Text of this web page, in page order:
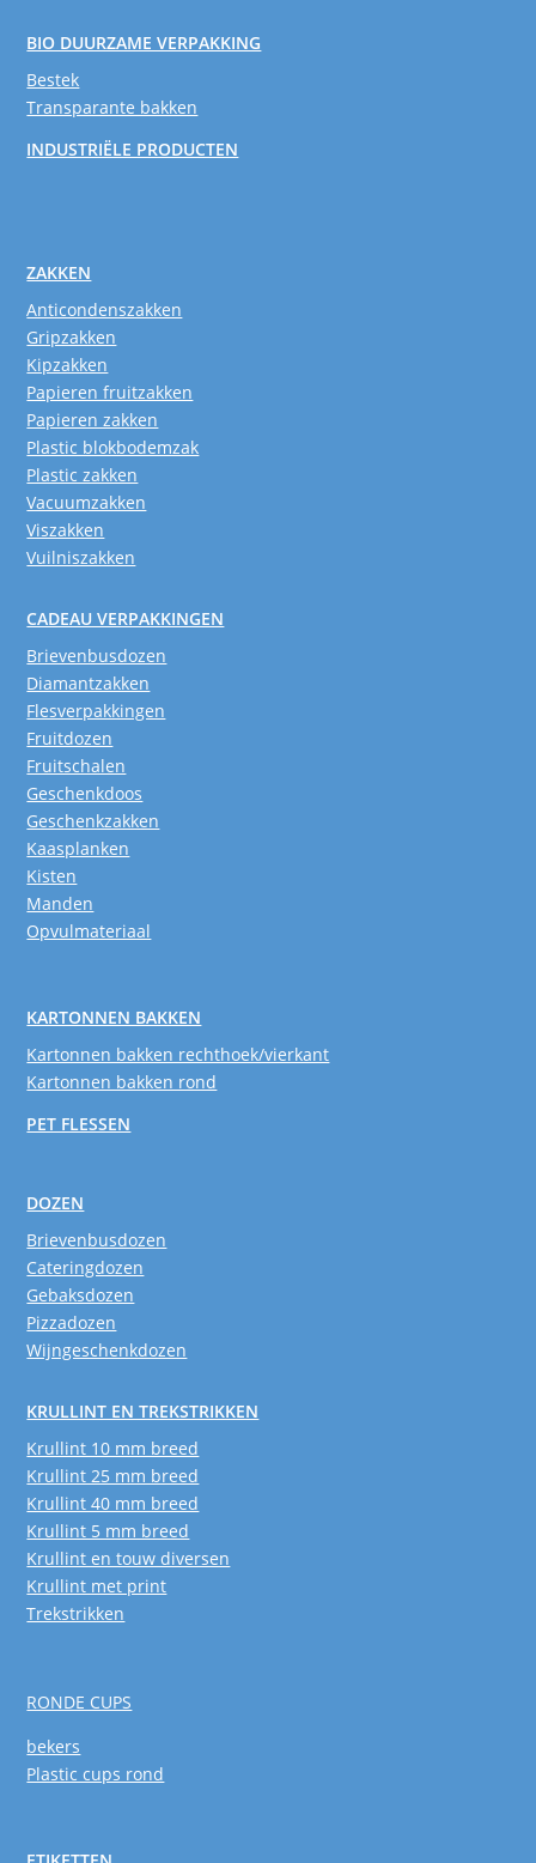
BIO DUURZAME VERPAKKING
Bestek
Transparante bakken
INDUSTRIËLE PRODUCTEN
ZAKKEN
Anticondenszakken
Gripzakken
Kipzakken
Papieren fruitzakken
Papieren zakken
Plastic blokbodemzak
Plastic zakken
Vacuumzakken
Viszakken
Vuilniszakken
CADEAU VERPAKKINGEN
Brievenbusdozen
Diamantzakken
Flesverpakkingen
Fruitdozen
Fruitschalen
Geschenkdoos
Geschenkzakken
Kaasplanken
Kisten
Manden
Opvulmateriaal
KARTONNEN BAKKEN
Kartonnen bakken rechthoek/vierkant
Kartonnen bakken rond
PET FLESSEN
DOZEN
Brievenbusdozen
Cateringdozen
Gebaksdozen
Pizzadozen
Wijngeschenkdozen
KRULLINT EN TREKSTRIKKEN
Krullint 10 mm breed
Krullint 25 mm breed
Krullint 40 mm breed
Krullint 5 mm breed
Krullint en touw diversen
Krullint met print
Trekstrikken
RONDE CUPS
bekers
Plastic cups rond